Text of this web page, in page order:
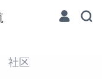
社区